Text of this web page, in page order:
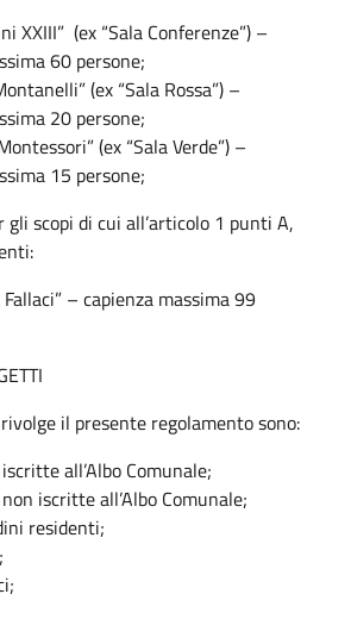
XXIII” (ex “Sala Conferenze”) –
60 persone;
(ex “Sala Rossa”) –
20 persone;
(ex “Sala Verde”) –
15 persone;
scopi di cui all’articolo 1 punti A,
– capienza massima 99
il presente regolamento sono:
all’Albo Comunale;
iscritte all’Albo Comunale;
residenti;